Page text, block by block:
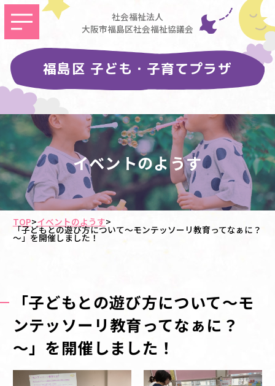
社会福祉法人
大阪市福島区社会福祉協議会
福島区 子ども・子育てプラザ
イベントのようす
TOP>イベントのようす>
「子どもとの遊び方について～モンテッソーリ教育ってなぁに？
～」を開催しました！
「子どもとの遊び方について～モ
ンテッソーリ教育ってなぁに？
～」を開催しました！